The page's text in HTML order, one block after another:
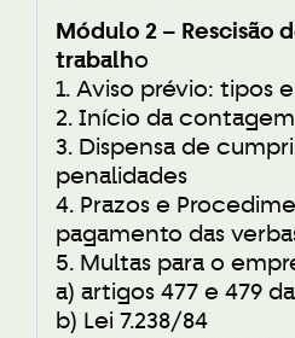
Módulo 2 – Rescisão
trabalho
1. Aviso prévio: tipos
2. Início da contagem
3. Dispensa de
penalidades
4. Prazos e
pagamento das
5. Multas para o
a) artigos 477 e 479
b) Lei 7.238/84